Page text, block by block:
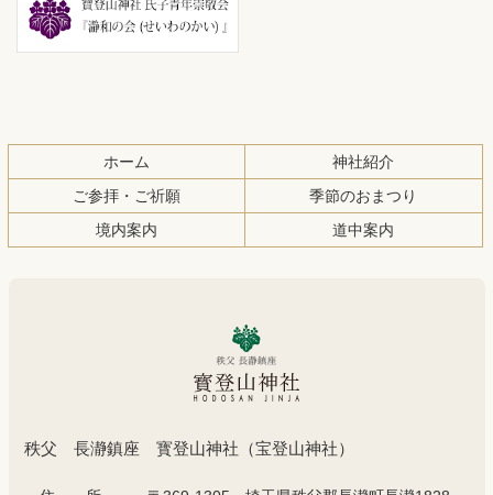
ホーム
神社紹介
ご参拝・ご祈願
季節のおまつり
境内案内
道中案内
秩父 長瀞鎮座 寳登山神社（宝登山神社）